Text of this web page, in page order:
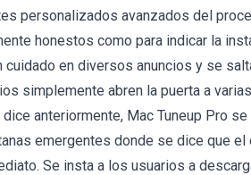
personalizados avanzados del
honestos como para indicar la
en diversos anuncios y se
simplemente abren la puerta a
anteriormente, Mac Tuneup Pro
emergentes donde se dice que el
Se insta a los usuarios a